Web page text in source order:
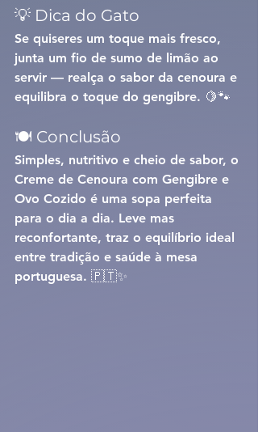
💡 Dica do Gato
Se quiseres um toque mais fresco,
junta um fio de sumo de limão ao
servir — realça o sabor da cenoura e
equilibra o toque do gengibre. 🍋🐾
🍽️ Conclusão
Simples, nutritivo e cheio de sabor, o
Creme de Cenoura com Gengibre e
Ovo Cozido é uma sopa perfeita
para o dia a dia. Leve mas
reconfortante, traz o equilíbrio ideal
entre tradição e saúde à mesa
portuguesa. 🇵🇹✨